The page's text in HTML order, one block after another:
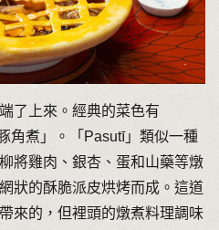
了上來。經典的菜色有
角煮」。「Pasutī」類似一種
將雞肉、銀杏、蛋和山藥等燉
狀的酥脆派皮烘烤而成。這道
來的，但裡頭的燉煮料理調味